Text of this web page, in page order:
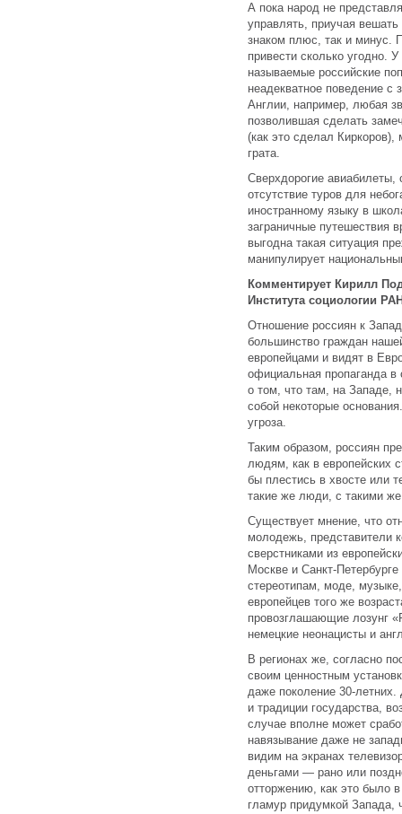
А пока народ не
управлять, приучая
знаком плюс, так и минус.
привести сколько угодно.
называемые российские
неадекватное поведение с
Англии, например, любая
позволившая сделать
(как это сделал
грата.
Сверхдорогие авиабилеты,
отсутствие туров для
иностранному языку в
заграничные путешествия
выгодна такая ситуация
манипулирует
Комментирует Кирилл
Института социологии
Отношение россиян к
большинство граждан
европейцами и видят в
официальная пропаганда в
о том, что там, на Западе,
собой некоторые
угроза.
Таким образом, россиян
людям, как в европейских
бы плестись в хвосте или
такие же люди, с такими
Существует мнение, что
молодежь, представители
сверстниками из
Москве и Санкт-
стереотипам, моде,
европейцев того же
провозглашающие лозунг
немецкие неонацисты и
В регионах же, согласно
своим ценностным
даже поколение 30-
и традиции государства,
случае вполне может
навязывание даже не
видим на экранах
деньгами — рано или
отторжению, как это было
гламур придумкой Запада,